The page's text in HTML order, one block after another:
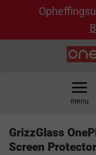
GrizzGlass
Screen Protector